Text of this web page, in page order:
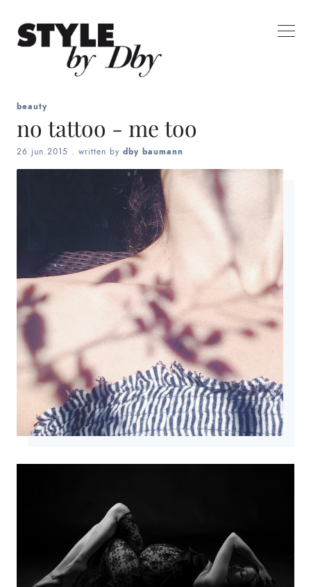
beauty
no tattoo - me too
26.jun.2015 . written by dby baumann